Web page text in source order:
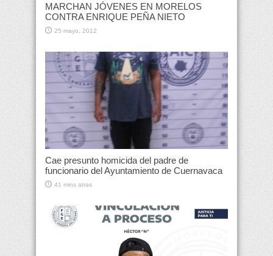
MARCHAN JÓVENES EN MORELOS
CONTRA ENRIQUE PEÑA NIETO
25 mayo, 2012
Cae presunto homicida del padre de
funcionario del Ayuntamiento de Cuernavaca
41 mins atras